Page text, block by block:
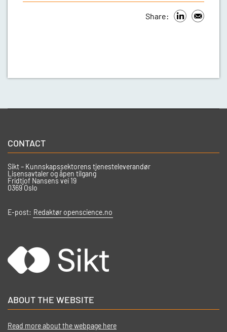
Share:
CONTACT
Sikt – Kunnskapssektorens tjenesteleverandør
Lisensavtaler og åpen tilgang
Fridtjof Nansens vei 19
0369 Oslo
E-post: Redaktør openscience.no
ABOUT THE WEBSITE
Read more about the webpage here